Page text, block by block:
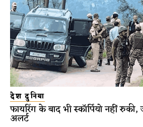
देश दुनिया
फायरिंग के बाद भी स्कॉर्पियो नहीं रुकी,
अलर्ट